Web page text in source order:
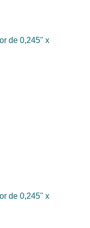
de 0,245" x
de 0,245" x